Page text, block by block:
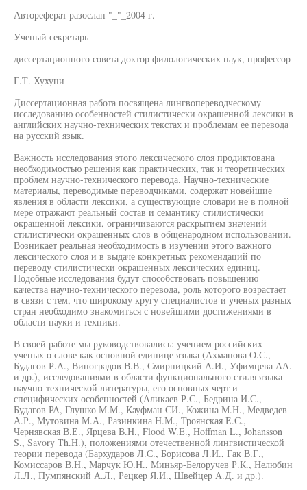
Автореферат разослан "_"_2004 г.
Ученый секретарь
диссертационного совета доктор филологических наук, профессор
Г.Т. Хухуни
Диссертационная работа посвящена лингвопереводческому
исследованию особенностей стилистически окрашенной лексики в
английских научно-технических текстах и проблемам ее перевода
на русский язык.
Важность исследования этого лексического слоя продиктована
необходимостью решения как практических, так и теоретических
проблем научно-технического перевода. Научно-технические
материалы, переводимые переводчиками, содержат новейшие
явления в области лексики, а существующие словари не в полной
мере отражают реальный состав и семантику стилистически
окрашенной лексики, ограничиваются раскрытием значений
стилистически окрашенных слов в общенародном использовании.
Возникает реальная необходимость в изучении этого важного
лексического слоя и в выдаче конкретных рекомендаций по
переводу стилистически окрашенных лексических единиц.
Подобные исследования будут способствовать повышению
качества научно-технического перевода, роль которого возрастает
в связи с тем, что широкому кругу специалистов и ученых разных
стран необходимо знакомиться с новейшими достижениями в
области науки и техники.
В своей работе мы руководствовались: учением российских
ученых о слове как основной единице языка (Ахманова О.С.,
Будагов Р.А., Виноградов В.В., Смирницкий А.И., Уфимцева АА.
и др.), исследованиями в области функционального стиля языка
научно-технической литературы, его основных черт и
специфических особенностей (Аликаев Р.С., Бедрина И.С.,
Будагов РА, Глушко М.М., Кауфман СИ., Кожина М.Н., Медведев
А.Р., Мутовина М.А., Разинкина Н.М., Троянская Е.С.,
Чернявская В.Е., Ярцева В.Н., Flood W.E., Hoffman L., Johansson
S., Savory Th.H.), положениями отечественной лингвистической
теории перевода (Бархударов Л.С., Борисова Л.И., Гак В.Г.,
Комиссаров В.Н., Марчук Ю.Н., Миньяр-Белоручев Р.К., Нелюбин
Л.Л., Пумпянский А.Л., Рецкер Я.И., Швейцер А.Д. и др.).